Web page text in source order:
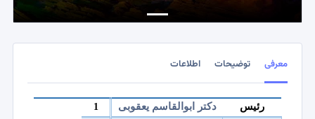
معرفی توضیحات اطلاعات
رئیس دکتر ابوالقاسم یعقوبی 1